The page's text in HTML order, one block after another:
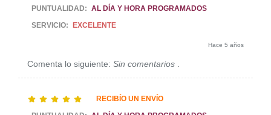
PUNTUALIDAD: AL DÍA Y HORA PROGRAMADOS
SERVICIO:
EXCELENTE
Hace 5 años
Comenta lo siguiente: Sin comentarios
RECIBÍO UN ENVÍO